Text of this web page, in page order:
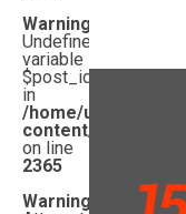
Warning
Undefined
variable
$post_id
in
/home/
content/themes/
on line
2365
Warning